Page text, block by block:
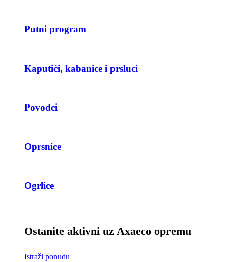
Putni program
Kaputići, kabanice i prsluci
Povodci
Oprsnice
Ogrlice
Ostanite aktivni uz Axaeco opremu
Istraži ponudu